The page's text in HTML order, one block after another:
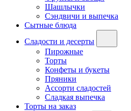
Шашлычки
Сэндвичи и выпечка
Сытные блюда
Сладости и десерты
Пирожные
Торты
Конфеты и букеты
Пряники
Ассорти сладостей
Сладкая выпечка
Торты на заказ